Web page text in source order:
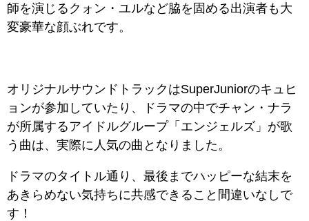
師を演じるクォン・ユルなど脇を固める出演者も大
変豪華な顔ぶれです。
オリジナルサウンドトラックはSuperJuniorのキュヒ
ョンが参加していたり、ドラマの中でチャン・ナラ
が所属するアイドルグループ「エンジェルズ」が歌
う曲は、実際に人気の曲となりました。
ドラマのタイトル通り、最後までハッピーな結末を
あきらめない気持ちに共感できること間違いなしで
す！